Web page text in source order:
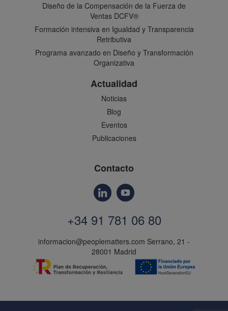
Diseño de la Compensación de la Fuerza de
Ventas DCFV®
Formación intensiva en Igualdad y Transparencia
Retributiva
Programa avanzado en Diseño y Transformación
Organizativa
Actualidad
Noticias
Blog
Eventos
Publicaciones
Contacto
+34 91 781 06 80
informacion@peoplematters.com Serrano, 21 -
28001 Madrid